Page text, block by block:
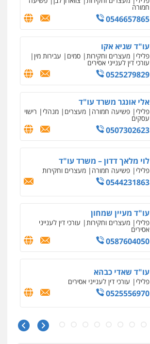
כלכלי הלבנת הון חילוט ייעוץ לעורכי דין
0507061374
עו"ד קארין לגטיוי
פלילי פשיעה חמורה מעצרים וחקירות
0507446995
עו"ד אלינור טל
עבירות פליליות משפט מנהלי עתירות
אסירים ועדות שחרורים
0523823782
עו"ד רויטל סבג שקד
פלילי פשיעה חמורה אמצעי לחימה
אלימות עורכי דין לענייני אסירים
0528615306
עו"ד רועי אטיאס
משפט פלילי פשיעה חמורה צווארון לבן
525043999
עו"ד אסף כהן
פלילי פשיעה חמורה סמים והימורים
מעצרים וחקירות
0526555488
עורך דין תמיר אלטיט